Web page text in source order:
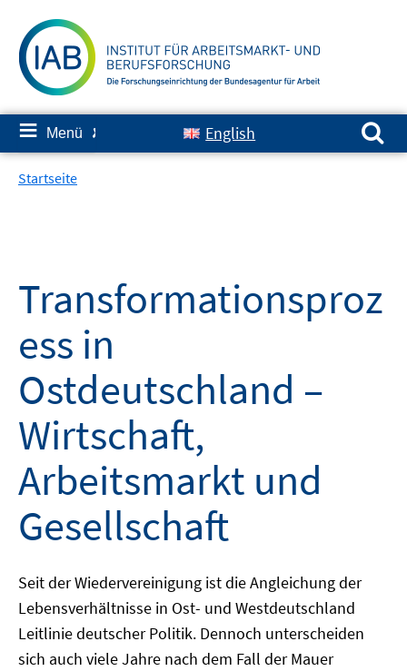
zum
Inhalt
≡ Menü ✘ English
Suchen nach:
Startseite
Transformationsproz
ess in
Ostdeutschland –
Wirtschaft,
Arbeitsmarkt und
Gesellschaft
Seit der Wiedervereinigung ist die Angleichung der
Lebensverhältnisse in Ost- und Westdeutschland
Leitlinie deutscher Politik. Dennoch unterscheiden
sich auch viele Jahre nach dem Fall der Mauer